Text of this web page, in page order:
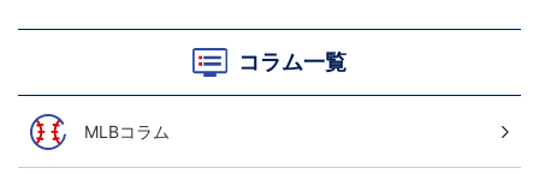
コラム一覧
MLBコラム